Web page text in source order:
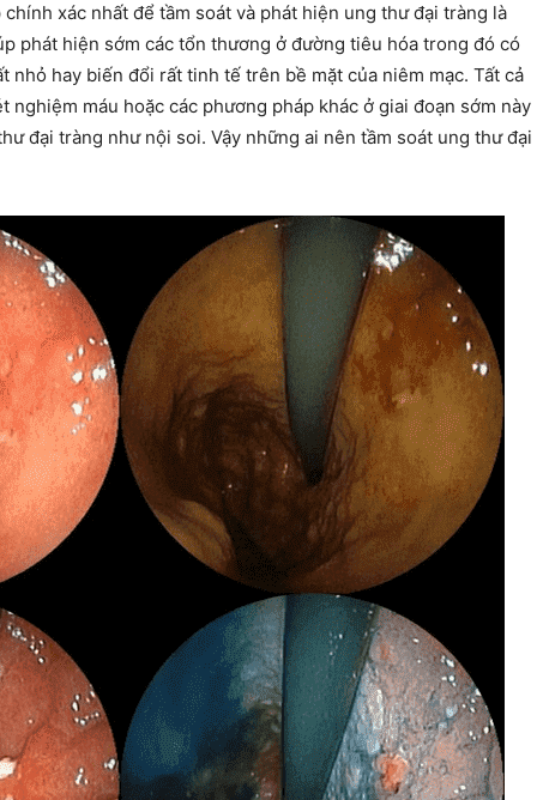
xác nhất để tầm soát và phát hiện ung thư đại tràng là
phát hiện sớm các tổn thương ở đường tiêu hóa trong đó có
nhỏ hay biến đổi rất tinh tế trên bề mặt của niêm mạc. Tất cả
nghiệm máu hoặc các phương pháp khác ở giai đoạn sớm này
đại tràng như nội soi. Vậy những ai nên tầm soát ung thư đại